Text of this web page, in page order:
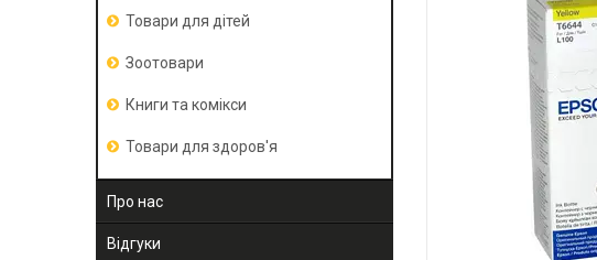
Товари для дітей
Зоотовари
Книги та комікси
Товари для здоров'я
Про нас
Відгуки